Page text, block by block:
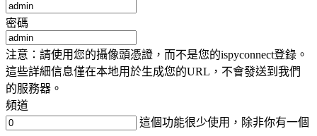
密碼
注意：請使用您的攝像頭憑證，而不是您的ispyconnect登錄。
這些詳細信息僅在本地用於生成您的URL，不會發送到我們
的服務器。
頻道
這個功能很少使用，除非你有一個